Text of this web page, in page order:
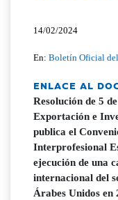
14/02/2024
En:Boletín Oficial
ENLACE AL
Resolución de 5
Exportación e
publica el
Interprofesional
ejecución de una
internacional del
Árabes Unidos en